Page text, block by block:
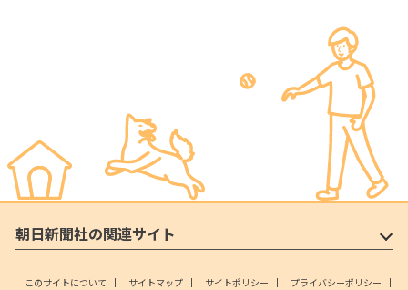
朝日新聞社の関連サイト
このサイトについて サイトマップ サイトポリシー プライバシーポリシー